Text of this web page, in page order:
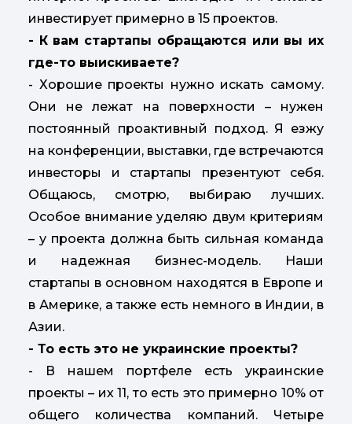
инвестирует примерно в 15 проектов.
- К вам стартапы обращаются или вы их
где-то выискиваете?
- Хорошие проекты нужно искать самому.
Они не лежат на поверхности – нужен
постоянный проактивный подход. Я езжу
на конференции, выставки, где встречаются
инвесторы и стартапы презентуют себя.
Общаюсь, смотрю, выбираю лучших.
Особое внимание уделяю двум критериям
– у проекта должна быть сильная команда
и надежная бизнес-модель. Наши
стартапы в основном находятся в Европе и
в Америке, а также есть немного в Индии, в
Азии.
- То есть это не украинские проекты?
- В нашем портфеле есть украинские
проекты – их 11, то есть это примерно 10% от
общего количества компаний. Четыре